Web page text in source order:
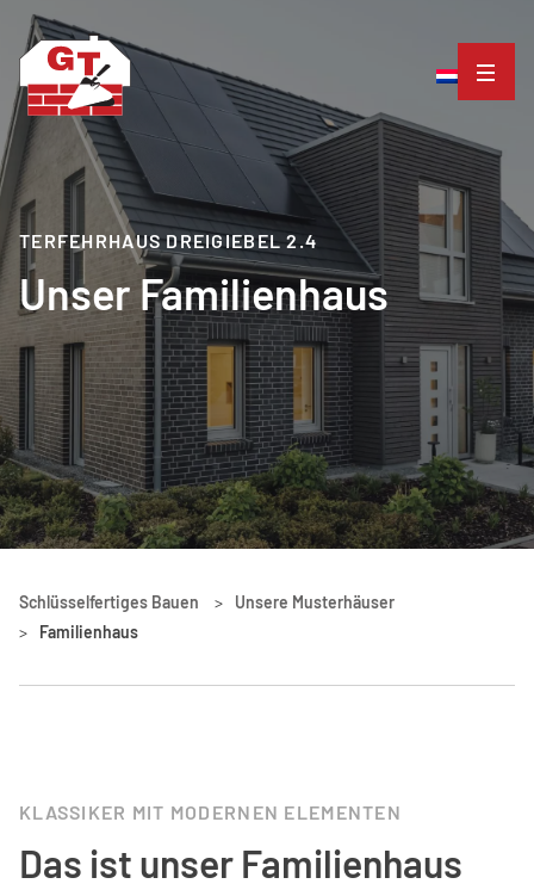
TERFEHRHAUS DREIGIEBEL 2.4
Unser Familienhaus
Schlüsselfertiges Bauen >
Unsere Musterhäuser
>
Familienhaus
KLASSIKER MIT MODERNEN ELEMENTEN
Das ist unser Familienhaus